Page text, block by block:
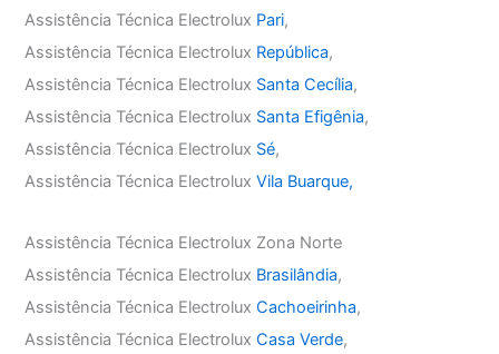
Assistência Técnica Electrolux Pari,
Assistência Técnica Electrolux República,
Assistência Técnica Electrolux Santa Cecília,
Assistência Técnica Electrolux Santa Efigênia,
Assistência Técnica Electrolux Sé,
Assistência Técnica ElectroluxVila Buarque,
Assistência Técnica Electrolux Zona Norte
Assistência Técnica Electrolux Brasilândia,
Assistência Técnica ElectroluxCachoeirinha,
Assistência Técnica ElectroluxCasa Verde,